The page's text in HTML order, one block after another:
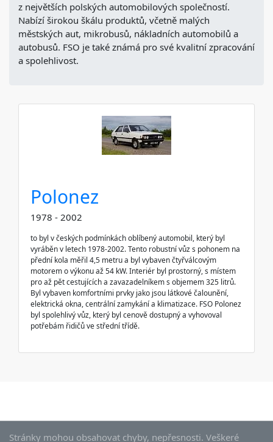
z největších polských automobilových společností.
Nabízí širokou škálu produktů, včetně malých
městských aut, mikrobusů, nákladních automobilů a
autobusů. FSO je také známá pro své kvalitní zpracování
a spolehlivost.
Polonez
1978 - 2002
to byl v českých podmínkách oblíbený automobil, který byl
vyráběn v letech 1978-2002. Tento robustní vůz s pohonem na
přední kola měřil 4,5 metru a byl vybaven čtyřválcovým
motorem o výkonu až 54 kW. Interiér byl prostorný, s místem
pro až pět cestujících a zavazadelníkem s objemem 325 litrů.
Byl vybaven komfortními prvky jako jsou látkové čalounění,
elektrická okna, centrální zamykání a klimatizace. FSO Polonez
byl spolehlivý vůz, který byl cenově dostupný a vyhovoval
potřebám řidičů ve střední třídě.
Stránky mohou obsahovat chyby, nepřesnosti. Veškeré